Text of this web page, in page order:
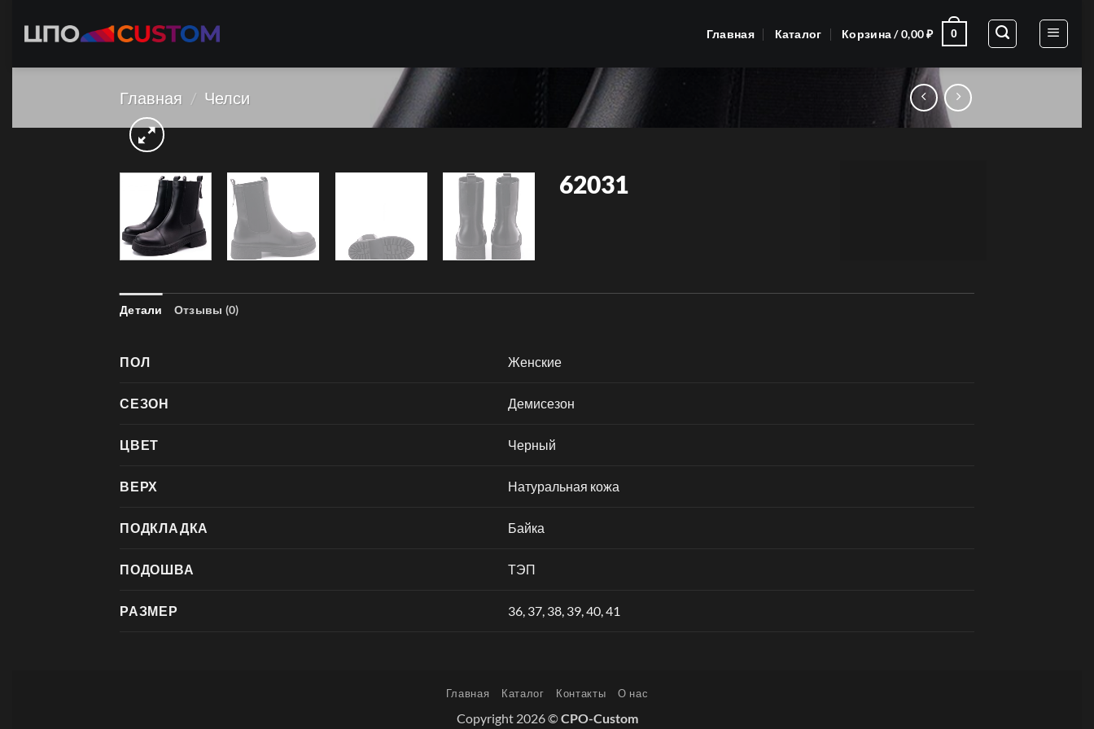
Главная Каталог Корзина /0,00₽ 0
Главная / Челси
62031
Детали Отзывы (0)
ПОЛ Женские
СЕЗОН Демисезон
ЦВЕТ Черный
ВЕРХ Натуральная кожа
ПОДКЛАДКА Байка
ПОДОШВА ТЭП
РАЗМЕР 36, 37, 38, 39, 40, 41
Главная Каталог Контакты О нас
Copyright 2026 ©CPO-Custom